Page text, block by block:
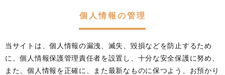
個人情報の管理
当サイトは、個人情報の漏洩、滅失、毀損などを防止するため
に、個人情報保護管理責任者を設置し、十分な安全保護に努め、
また、個人情報を正確に、また最新なものに保つよう、お預かり